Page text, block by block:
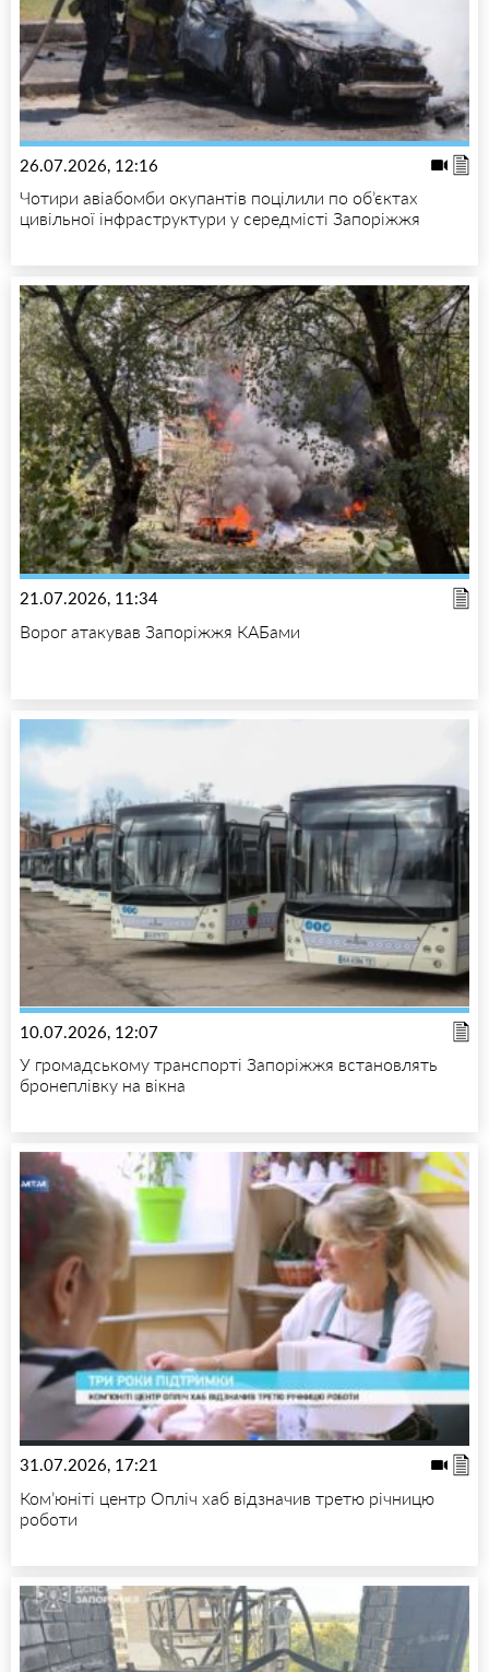
26.07.2026, 12:16
Чотири авіабомби окупантів поцілили по об’єктах
цивільної інфраструктури у середмісті Запоріжжя
21.07.2026, 11:34
Ворог атакував Запоріжжя КАБами
10.07.2026, 12:07
У громадському транспорті Запоріжжя встановлять
бронеплівку на вікна
31.07.2026, 17:21
Ком’юніті центр Опліч хаб відзначив третю річницю
роботи